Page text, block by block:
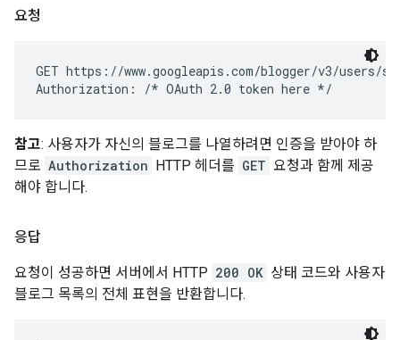
요청
GET https://www.googleapis.com/blogger/v3/users/
Authorization:
/* OAuth 2.0 token here */
참고: 사용자가 자신의 블로그를 나열하려면 인증을 받아야 하
므로 Authorization HTTP 헤더를 GET 요청과 함께 제공
해야 합니다.
응답
요청이 성공하면 서버에서 HTTP 200 OK 상태 코드와 사용자
블로그 목록의 전체 표현을 반환합니다.